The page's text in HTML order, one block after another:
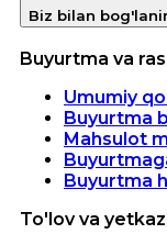
Biz bilan
Buyurtma va
Umumiy
Buyurtma
Mahsulot
Buyurtma
To'lov va